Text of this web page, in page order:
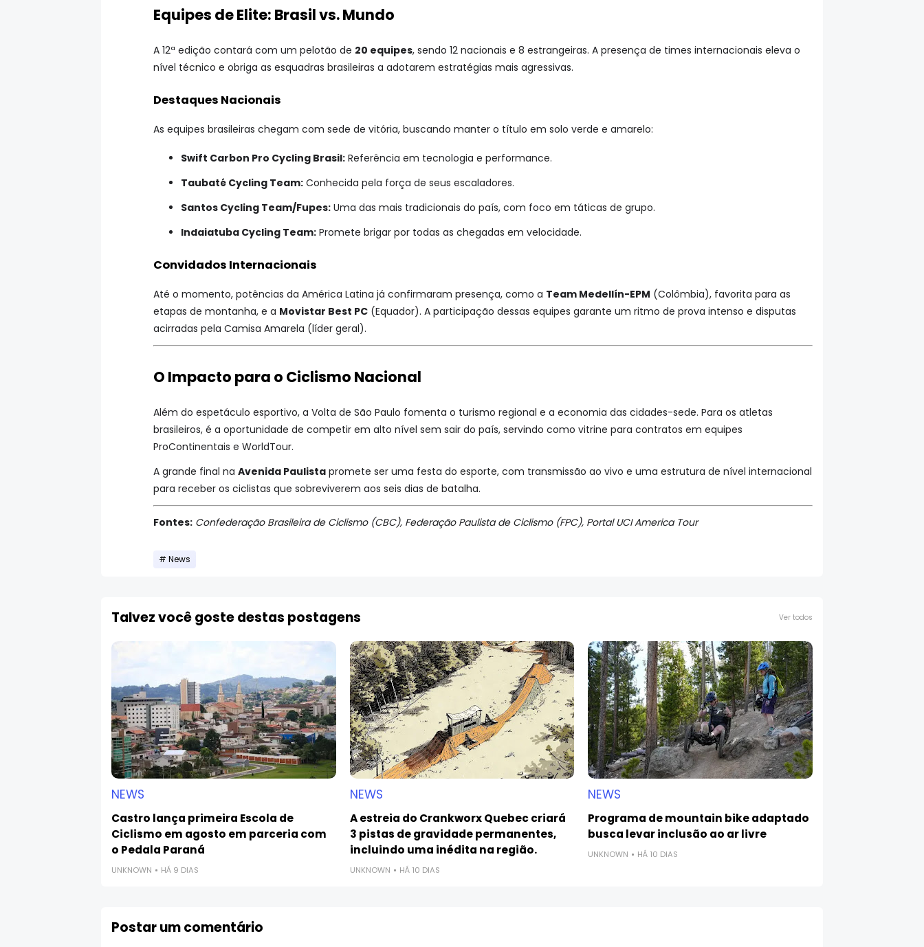
Equipes de Elite: Brasil vs. Mundo
A 12ª edição contará com um pelotão de 20 equipes, sendo 12 nacionais e 8 estrangeiras. A presença de times internacionais eleva o
nível técnico e obriga as esquadras brasileiras a adotarem estratégias mais agressivas.
Destaques Nacionais
As equipes brasileiras chegam com sede de vitória, buscando manter o título em solo verde e amarelo:
Swift Carbon Pro Cycling Brasil: Referência em tecnologia e performance.
Taubaté Cycling Team: Conhecida pela força de seus escaladores.
Santos Cycling Team/Fupes: Uma das mais tradicionais do país, com foco em táticas de grupo.
Indaiatuba Cycling Team: Promete brigar por todas as chegadas em velocidade.
Convidados Internacionais
Até o momento, potências da América Latina já confirmaram presença, como a Team Medellín-EPM (Colômbia), favorita para as
etapas de montanha, e a Movistar Best PC (Equador). A participação dessas equipes garante um ritmo de prova intenso e disputas
acirradas pela Camisa Amarela (líder geral).
O Impacto para o Ciclismo Nacional
Além do espetáculo esportivo, a Volta de São Paulo fomenta o turismo regional e a economia das cidades-sede. Para os atletas
brasileiros, é a oportunidade de competir em alto nível sem sair do país, servindo como vitrine para contratos em equipes
ProContinentais e WorldTour.
A grande final na Avenida Paulista promete ser uma festa do esporte, com transmissão ao vivo e uma estrutura de nível internacional
para receber os ciclistas que sobreviverem aos seis dias de batalha.
Fontes: Confederação Brasileira de Ciclismo (CBC), Federação Paulista de Ciclismo (FPC), Portal UCI America Tour
News
Talvez você goste destas postagens Ver todos
NEWS
Castro lança primeira Escola de
Ciclismo em agosto em parceria com
o Pedala Paraná
UNKNOWN HÁ 9 DIAS
NEWS
A estreia do Crankworx Quebec criará
3 pistas de gravidade permanentes,
incluindo uma inédita na região.
UNKNOWN HÁ 10 DIAS
NEWS
Programa de mountain bike adaptado
busca levar inclusão ao ar livre
UNKNOWN HÁ 10 DIAS
Postar um comentário